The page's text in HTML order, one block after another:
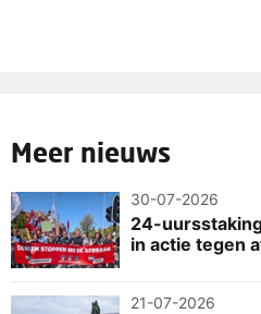
Meer nieuws
30-07-2026
24-
in actie tegen
21-07-2026